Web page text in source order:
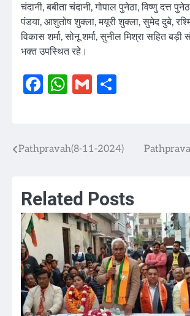
चंदानी, बबीता चंदानी, गोपाल पुनेठा, विष्णु दत्त
पंडया, आशुतोष शुक्ला, मयूरी शुक्ला, सुमेद दुबे,
विकास शर्मा, सोनू शर्मा, सुनील मिश्रा सहित बड़ी
भक्त उपस्थित रहे।
Facebook
WhatsApp
Gmail
Post
Pathpravah(8-11-2024)
Related Posts